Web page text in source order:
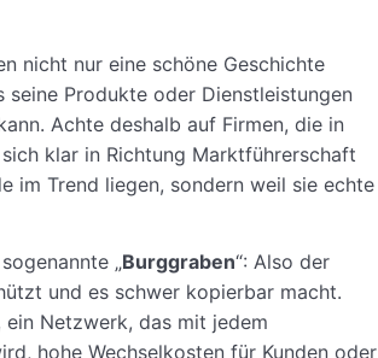
nicht nur eine schöne Geschichte
Produkte oder Dienstleistungen
Achte deshalb auf Firmen, die in
klar in Richtung Marktführerschaft
im Trend liegen, sondern weil sie echte
„Burggraben“: Also der
und es schwer kopierbar macht.
ein Netzwerk, das mit jedem
hohe Wechselkosten für Kunden oder